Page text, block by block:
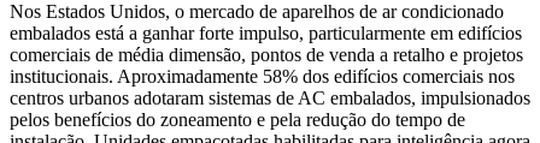
Nos Estados Unidos, o mercado de aparelhos de ar condicionado
embalados está a ganhar forte impulso, particularmente em edifícios
comerciais de média dimensão, pontos de venda a retalho e projetos
institucionais. Aproximadamente 58% dos edifícios comerciais nos
centros urbanos adotaram sistemas de AC embalados, impulsionados
pelos benefícios do zoneamento e pela redução do tempo de